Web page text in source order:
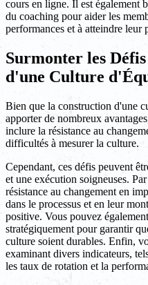
cours en ligne. Il est également
du coaching pour aider les
performances et à atteindre leur
Surmonter les
d'une Culture
Bien que la construction d'une
apporter de nombreux
inclure la résistance au
difficultés à mesurer la culture.
Cependant, ces défis peuvent
et une exécution soigneuses.
résistance au changement en
dans le processus et en leur
positive. Vous pouvez
stratégiquement pour garantir
culture soient durables. Enfin,
examinant divers indicateurs,
les taux de rotation et la